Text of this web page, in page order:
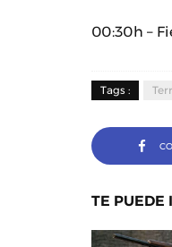
00:30h –
Tags :
TE PUEDE